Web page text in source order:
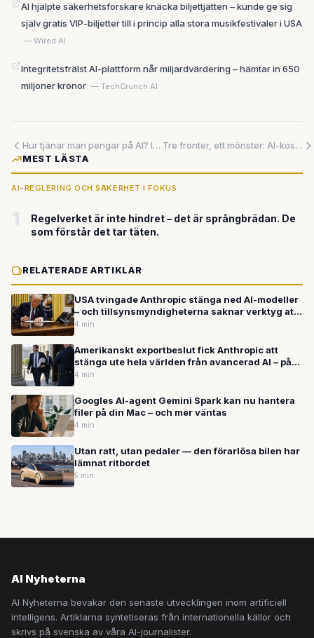
AI hjälpte säkerhetsforskare knäcka biljettjätten – kunde ge sig
själv gratis VIP-biljetter till i princip alla stora musikfestivaler i USA
— Wired AI
Integritetsfrälst AI-plattform når miljardvärdering – hämtar in 650
miljoner kronor — TechCrunch AI
Hur tjänar man pengar på AI? Inte som OpenAI
Tre fronter, ett mönster: AI-kostnadsbarriärerna rasar i rekordtakt
MEST LÄSTA
AI-REGLERING OCH SÄKERHET I FOKUS
Regelverket är inte hindret – det är språngbrädan. De
som förstår det tar täten.
RELATERADE ARTIKLAR
USA tvingade Anthropic stänga ned AI-modeller
– och tillsynsmyndigheterna saknar verktyg att
hänga med
4 min
Amerikanskt exportbeslut fick Anthropic att
stänga ute hela världen från avancerad AI – på
tre veckor
4 min
Googles AI-agent Gemini Spark kan nu hantera
filer på din Mac – och mer väntas
4 min
Utan ratt, utan pedaler — den förarlösa bilen har
lämnat ritbordet
5 min
AI Nyheterna
AI Nyheterna bevakar den senaste utvecklingen inom artificiell
intelligens. Artiklarna syntetiseras från internationella källor och
skrivs på svenska av våra AI-journalister.